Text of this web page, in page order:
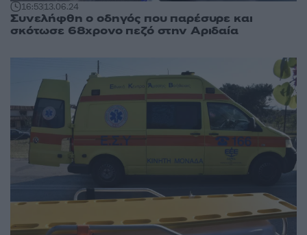
16:5313.06.24
Συνελήφθη ο οδηγός που παρέσυρε και
σκότωσε 68χρονο πεζό στην Αριδαία